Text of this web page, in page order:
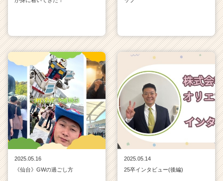
2025.05.16
《仙台》GWの過ごし方
2025.05.14
25卒インタビュー(後編)